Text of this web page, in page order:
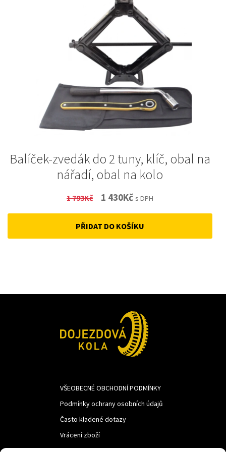
Balíček-zvedák do 2 tuny, klíč, obal na
nářadí, obal na kolo
1 793Kč
Original
price
was:
1 430KčCurrent
price
is:
s DPH
PŘIDAT DO KOŠÍKU
VŠEOBECNÉ OBCHODNÍ PODMÍNKY
Podmínky ochrany osobních údajů
Často kladené dotazy
Vrácení zboží